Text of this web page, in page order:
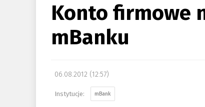
Konto firmowe
mBanku
06.08.2012 (12:57)
mBank